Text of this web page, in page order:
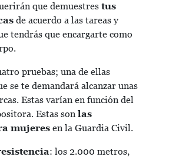
que demuestres tus
de acuerdo a las tareas y
tendrás que encargarte como
pruebas; una de ellas
se te demandará alcanzar unas
Estas varían en función del
Estas son las
mujeres en la Guardia Civil.
: los 2.000 metros,